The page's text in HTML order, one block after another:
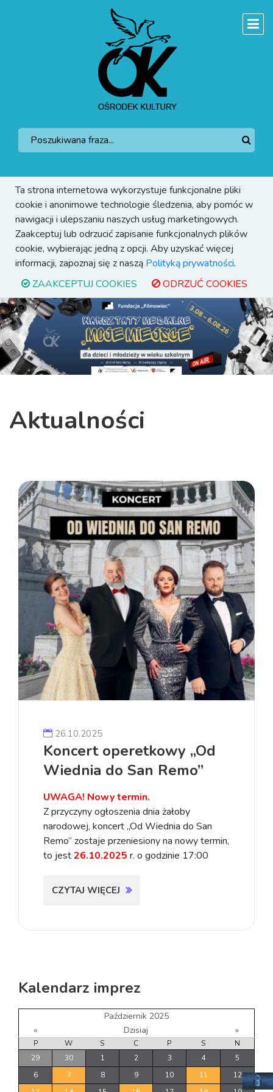
Ta strona internetowa wykorzystuje funkcjonalne pliki
cookie i anonimowe technologie śledzenia, aby pomóc w
nawigacji i ulepszaniu naszych usług marketingowych.
Zaakceptuj lub odrzucić zapisanie funkcjonalnych plików
cookie, wybierając jedną z opcji. Aby uzyskać więcej
informacji, zapoznaj się z naszą Polityką prywatności.
ZAAKCEPTUJ COOKIES
ODRZUĆ COOKIES
Previous Next
Aktualności
26.10.2025
Koncert operetkowy „Od
Wiednia do San Remo”
UWAGA! Nowy termin.
Z przyczyny ogłoszenia dnia żałoby
narodowej, koncert „Od Wiednia do San
Remo” zostaje przeniesiony na nowy termin,
to jest26.10.2025 r. o godzinie 17:00
CZYTAJ WIĘCEJ
Kalendarz imprez
Październik 2025
«
Dzisiaj »
P W S C P S
N
29
30 1 2 3 4
5
6
7 8 9 10 11
12